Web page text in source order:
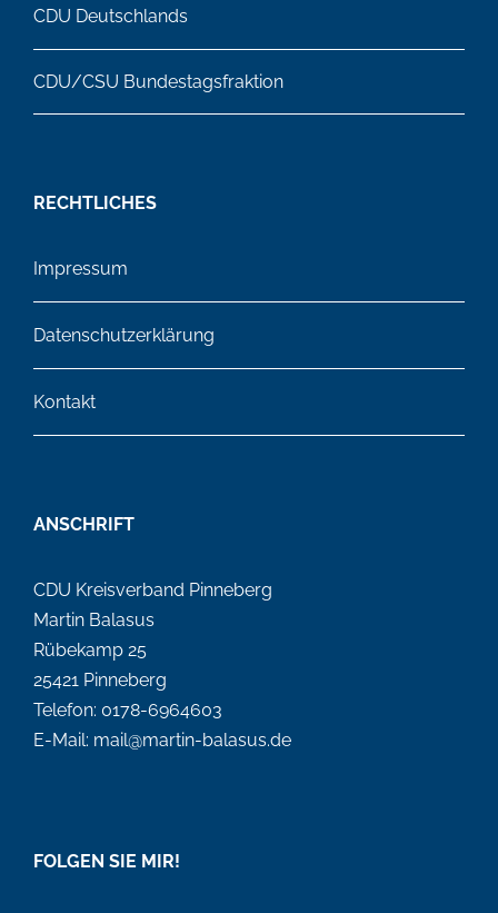
CDU Deutschlands
CDU/CSU Bundestagsfraktion
RECHTLICHES
Impressum
Datenschutzerklärung
Kontakt
ANSCHRIFT
CDU Kreisverband Pinneberg
Martin Balasus
Rübekamp 25
25421 Pinneberg
Telefon: 0178-6964603
E-Mail: mail@martin-balasus.de
FOLGEN SIE MIR!